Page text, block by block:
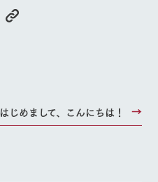
はじめまして、こんにちは！